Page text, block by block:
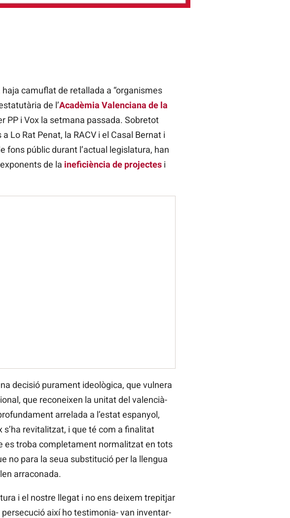
haja camuflat de retallada a “organismes
de l’Acadèmia Valenciana de la
PP i Vox la setmana passada. Sobretot
Lo Rat Penat, la RACV i el Casal Bernat i
fons públic durant l’actual legislatura, han
de la ineficiència de projectesi
decisió purament ideològica, que vulnera
que reconeixen la unitat del valencià-
arrelada a l’estat espanyol,
revitalitzat, i que té com a finalitat
es troba completament normalitzat en tots
no para la seua substitució per la llengua
arraconada.
i el nostre llegat i no ens deixem trepitjar
així ho testimonia- van inventar-